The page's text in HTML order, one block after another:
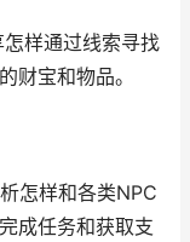
样通过线索寻找
财宝和物品。
怎样和各类NPC
成任务和获取支